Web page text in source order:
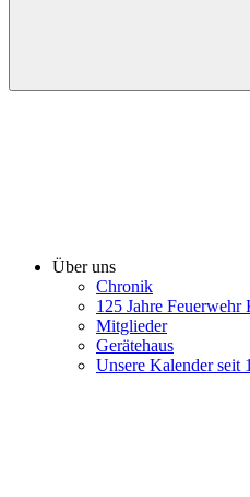
Über uns
Chronik
125 Jahre Feuerwehr
Mitglieder
Gerätehaus
Unsere Kalender seit